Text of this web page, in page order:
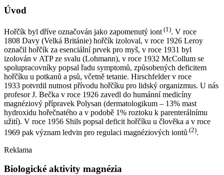
Úvod
Hořčík byl dříve označován jako zapomenutý iont (1). V roce
1808 Davy (Velká Británie) hořčík izoloval, v roce 1926 Leroy
označil hořčík za esenciální prvek pro myš, v roce 1931 byl
izolován v ATP ze svalu (Lohmann), v roce 1932 McCollum se
spolupracovníky popsal řadu symptomů, způsobených deficitem
hořčíku u potkanů a psů, včetně tetanie. Hirschfelder v roce
1933 potvrdil nutnost přívodu hořčíku pro lidský organizmus. U nás
profesor J. Bečka v roce 1926 zavedl do humánní medicíny
magnéziový přípravek Polysan (dermatologikum –⁠ 13% mast
hydroxidu hořečnatého a v podobě 1% roztoku k parenterálnímu
užití). V roce 1956 Shils popsal deficit hořčíku u člověka a v roce
1969 pak význam ledvin pro regulaci magnéziových iontů (2).
Reklama
Biologické aktivity magnézia